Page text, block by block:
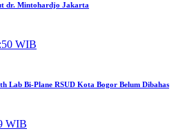
dr. Mintohardjo Jakarta
WIB
Lab Bi-Plane RSUD Kota Bogor Belum Dibahas
WIB